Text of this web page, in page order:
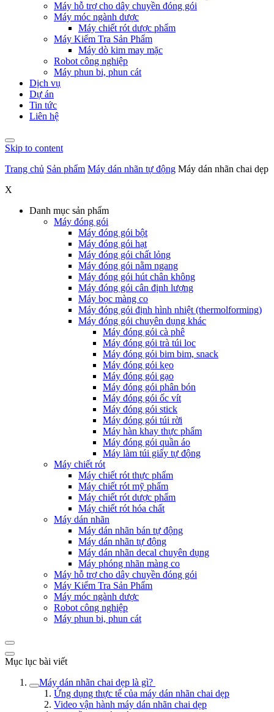
Máy hỗ trợ cho dây chuyền đóng gói
Máy móc ngành dược
Máy chiết rót dược phẩm
Máy Kiểm Tra Sản Phẩm
Máy dò kim may mặc
Robot công nghiệp
Máy phun bi, phun cát
Dịch vụ
Dự án
Tin tức
Liên hệ
Skip to content
Trang chủ Sản phẩm Máy dán nhãn tự động Máy dán nhãn chai dẹp
X
Danh mục sản phẩm
Máy đóng gói
Máy đóng gói bột
Máy đóng gói hạt
Máy đóng gói chất lỏng
Máy đóng gói nằm ngang
Máy đóng gói hút chân không
Máy đóng gói cân định lượng
Máy bọc màng co
Máy đóng gói định hình nhiệt (thermolforming)
Máy đóng gói chuyên dụng khác
Máy đóng gói cà phê
Máy đóng gói trà túi lọc
Máy đóng gói bim bim, snack
Máy đóng gói kẹo
Máy đóng gói gạo
Máy đóng gói phân bón
Máy đóng gói ốc vít
Máy đóng gói stick
Máy đóng gói túi rời
Máy hàn khay thực phẩm
Máy đóng gói quần áo
Máy làm túi giấy tự động
Máy chiết rót
Máy chiết rót thực phẩm
Máy chiết rót mỹ phẩm
Máy chiết rót dược phẩm
Máy chiết rót hóa chất
Máy dán nhãn
Máy dán nhãn bán tự động
Máy dán nhãn tự động
Máy dán nhãn decal chuyên dụng
Máy phóng nhãn màng co
Máy hỗ trợ cho dây chuyền đóng gói
Máy Kiểm Tra Sản Phẩm
Máy móc ngành dược
Robot công nghiệp
Máy phun bi, phun cát
Mục lục bài viết
Máy dán nhãn chai dẹp là gì?
Ứng dụng thực tế của máy dán nhãn chai dẹp
Video vận hành máy dán nhãn chai dẹp